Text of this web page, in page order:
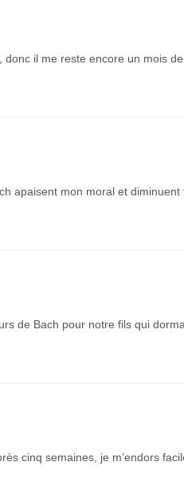
donc il me reste encore un mois
apaisent mon moral et
de Bach pour notre fils qui
cinq semaines, je m’endors